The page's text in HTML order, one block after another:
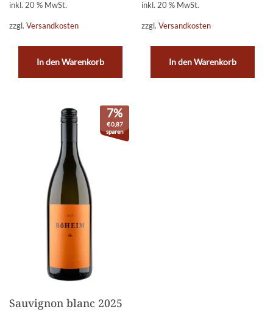
inkl. 20 % MwSt.
zzgl. Versandkosten
In den Warenkorb
inkl. 20 % MwSt.
zzgl.Versandkosten
In den Warenkorb
7%
€0,87
sparen
Sauvignon blanc 2025